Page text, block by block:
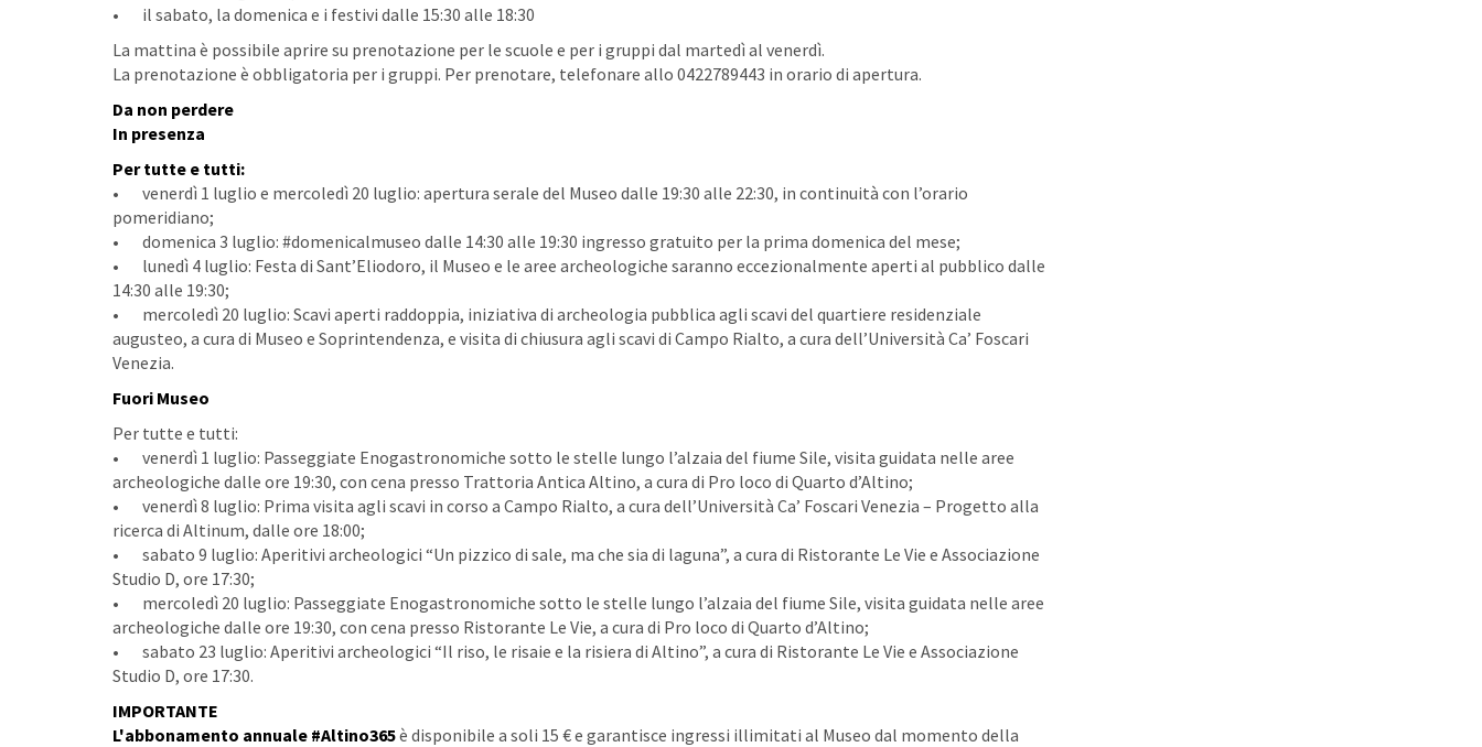
• il sabato, la domenica e i festivi dalle 15:30 alle 18:30
La mattina è possibile aprire su prenotazione per le scuole e per i gruppi dal martedì al venerdì.
La prenotazione è obbligatoria per i gruppi. Per prenotare, telefonare allo 0422789443 in orario di apertura.
Da non perdere
In presenza
Per tutte e tutti:
• venerdì 1 luglio e mercoledì 20 luglio: apertura serale del Museo dalle 19:30 alle 22:30, in continuità con l’orario
pomeridiano;
• domenica 3 luglio: #domenicalmuseo dalle 14:30 alle 19:30 ingresso gratuito per la prima domenica del mese;
• lunedì 4 luglio: Festa di Sant’Eliodoro, il Museo e le aree archeologiche saranno eccezionalmente aperti al pubblico dalle
14:30 alle 19:30;
• mercoledì 20 luglio: Scavi aperti raddoppia, iniziativa di archeologia pubblica agli scavi del quartiere residenziale
augusteo, a cura di Museo e Soprintendenza, e visita di chiusura agli scavi di Campo Rialto, a cura dell’Università Ca’ Foscari
Venezia.
Fuori Museo
Per tutte e tutti:
• venerdì 1 luglio: Passeggiate Enogastronomiche sotto le stelle lungo l’alzaia del fiume Sile, visita guidata nelle aree
archeologiche dalle ore 19:30, con cena presso Trattoria Antica Altino, a cura di Pro loco di Quarto d’Altino;
• venerdì 8 luglio: Prima visita agli scavi in corso a Campo Rialto, a cura dell’Università Ca’ Foscari Venezia – Progetto alla
ricerca di Altinum, dalle ore 18:00;
• sabato 9 luglio: Aperitivi archeologici “Un pizzico di sale, ma che sia di laguna”, a cura di Ristorante Le Vie e Associazione
Studio D, ore 17:30;
• mercoledì 20 luglio: Passeggiate Enogastronomiche sotto le stelle lungo l’alzaia del fiume Sile, visita guidata nelle aree
archeologiche dalle ore 19:30, con cena presso Ristorante Le Vie, a cura di Pro loco di Quarto d’Altino;
• sabato 23 luglio: Aperitivi archeologici “Il riso, le risaie e la risiera di Altino”, a cura di Ristorante Le Vie e Associazione
Studio D, ore 17:30.
IMPORTANTE
L'abbonamento annuale #Altino365è disponibile a soli 15 € e garantisce ingressi illimitati al Museo dal momento della